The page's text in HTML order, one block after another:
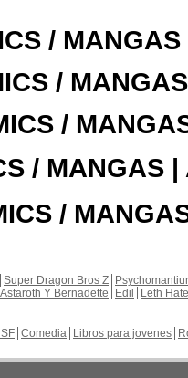
/
/
/
/ MANGAS |
/
Super Dragon Bros Z
Astaroth Y Bernadette Edil
Leth Hate
Comedia Libros para jovenes